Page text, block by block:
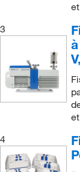
(1)
25 L/min.
(5)
25 à 70 L/
3 m³/h.(1)
(2)
(1)
3,4 m³/h.
(1)
9 torr(2)
93 mbar
(1)
Conditions
Non mesuré
Pression
Pression de
(2)
(3)
12 mbar
(1)
12 mbar
120 torr(3)
(12)
15 torr(2)
3
4